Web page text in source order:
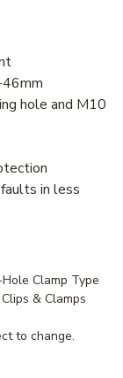
hole and M10
in less
Clamp Type
& Clamps
to change.